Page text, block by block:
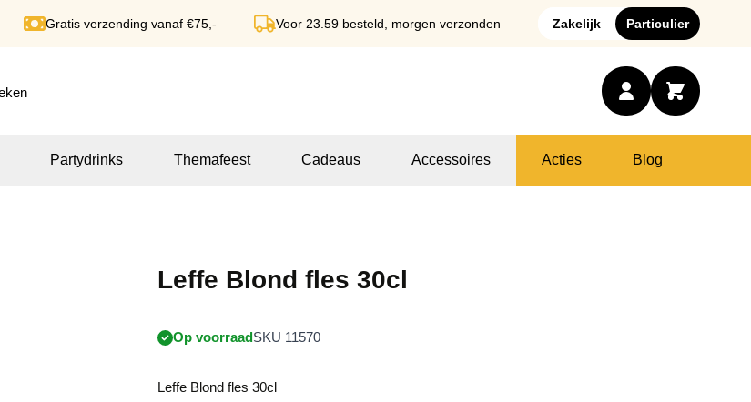
Gratis verzending vanaf €75,- Voor 23.59 besteld, morgen verzonden Zakelijk Particulier
Partydrinks Themafeest Cadeaus Accessoires Acties Blog
Leffe Blond fles 30cl
Op voorraadSKU 11570
Leffe Blond fles 30cl